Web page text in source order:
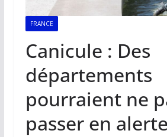
FRANCE
Canicule : Des
départements
pourraient ne
passer en